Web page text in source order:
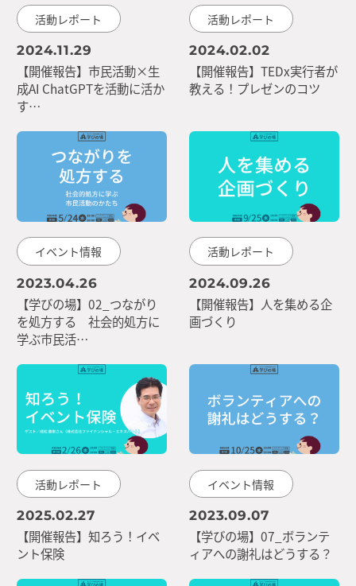
活動レポート
2024.11.29
【開催報告】市民活動×生
成AI ChatGPTを活動に活か
す…
活動レポート
2024.02.02
【開催報告】TEDx実行者が
教える！プレゼンのコツ
イベント情報
2023.04.26
【学びの場】02_つながり
を処方する 社会的処方に
学ぶ市民活…
活動レポート
2024.09.26
【開催報告】人を集める企
画づくり
活動レポート
2025.02.27
【開催報告】知ろう！イベ
ント保険
イベント情報
2023.09.07
【学びの場】07_ボランテ
ィアへの謝礼はどうする？